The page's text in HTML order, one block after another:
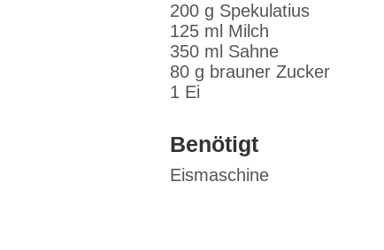
200 g Spekulatius
125 ml Milch
350 ml Sahne
80 g brauner Zucker
1 Ei
Benötigt
Eismaschine